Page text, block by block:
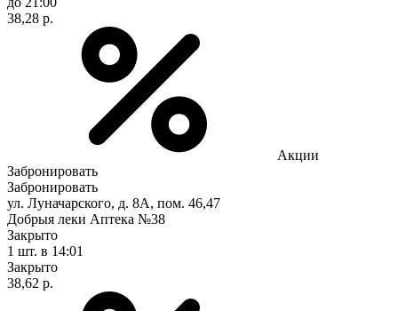
38,28 р.
Акции
Забронировать
Забронировать
ул. Луначарского, д. 8А, пом. 46,47
Добрыя леки Аптека №38
Закрыто
1 шт. в 14:01
Закрыто
38,62 р.